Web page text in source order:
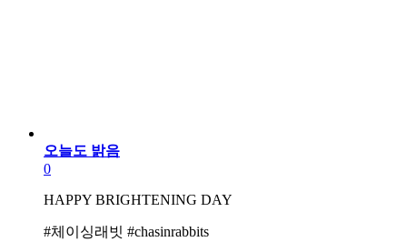
오늘도 밝음
0
HAPPY BRIGHTENING DAY
#체이싱래빗 #chasinrabbits